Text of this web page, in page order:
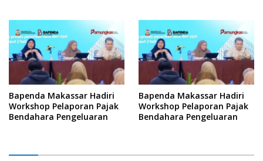
Bapenda Makassar Hadiri
Workshop Pelaporan Pajak
Bendahara Pengeluaran
Bapenda Makassar Hadiri
Workshop Pelaporan Pajak
Bendahara Pengeluaran